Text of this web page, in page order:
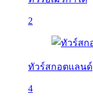
2
ทัวร์สกอตแลนด์
4